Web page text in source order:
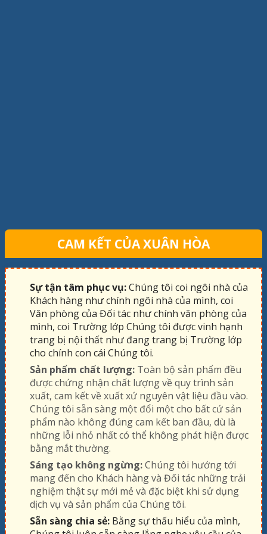
CAM KẾT CỦA XUÂN HÒA
Sự tận tâm phục vụ:Chúng tôi coi ngôi nhà của
Khách hàng như chính ngôi nhà của mình, coi
Văn phòng của Đối tác như chính văn phòng của
mình, coi Trường lớp Chúng tôi được vinh hạnh
trang bị nội thất như đang trang bị Trường lớp
cho chính con cái Chúng tôi.
Sản phẩm chất lượng: Toàn bộ sản phẩm đều
được chứng nhận chất lượng về quy trình sản
xuất, cam kết về xuất xứ nguyên vật liệu đầu vào.
Chúng tôi sẵn sàng một đổi một cho bất cứ sản
phẩm nào không đúng cam kết ban đầu, dù là
những lỗi nhỏ nhất có thể không phát hiện được
bằng mắt thường.
Sáng tạo không ngừng:Chúng tôi hướng tới
mang đến cho Khách hàng và Đối tác những trải
nghiệm thật sự mới mẻ và đặc biệt khi sử dụng
dịch vụ và sản phẩm của Chúng tôi.
Sẵn sàng chia sẻ: Bằng sự thấu hiểu của mình,